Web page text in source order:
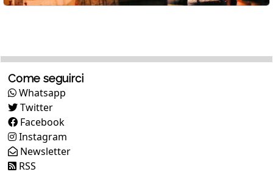
Come seguirci
Whatsapp
Twitter
Facebook
Instagram
Newsletter
RSS